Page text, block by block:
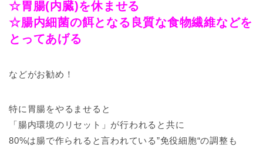
☆胃腸(内臓)を休ませる
☆腸内細菌の餌となる良質な食物繊維などを
とってあげる
などがお勧め！
特に胃腸をやるませると
「腸内環境のリセット」が行われると共に
80%は腸で作られると言われている”免役細胞“の調整も